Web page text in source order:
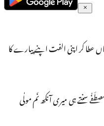
عطا کر اپنی الفت اپنے پیارے کا
سنتے ہی میری آنکھ نَم مولٰی